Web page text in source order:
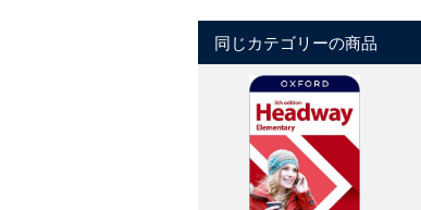
同じカテゴリーの商品